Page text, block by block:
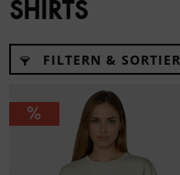
SHIRTS
FILTERN &